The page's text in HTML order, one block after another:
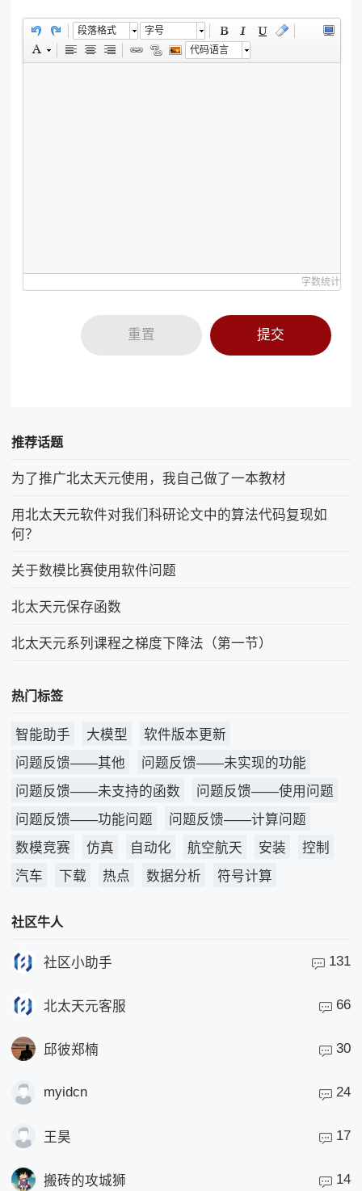
段落格式
字号
代码语言
字数统计
重置 提交
推荐话题
为了推广北太天元使用，我自己做了一本教材
用北太天元软件对我们科研论文中的算法代码复现如
何？
关于数模比赛使用软件问题
北太天元保存函数
北太天元系列课程之梯度下降法（第一节）
热门标签
智能助手 大模型
软件版本更新
问题反馈——其他
问题反馈——未实现的功能
问题反馈——未支持的函数
问题反馈——使用问题
问题反馈——功能问题
问题反馈——计算问题
数模竞赛
仿真 自动化 航空航天 安装
控制
汽车
下载 热点 数据分析 符号计算
社区牛人
社区小助手 131
北太天元客服 66
邱彼郑楠 30
myidcn 24
王昊 17
搬砖的攻城狮 14